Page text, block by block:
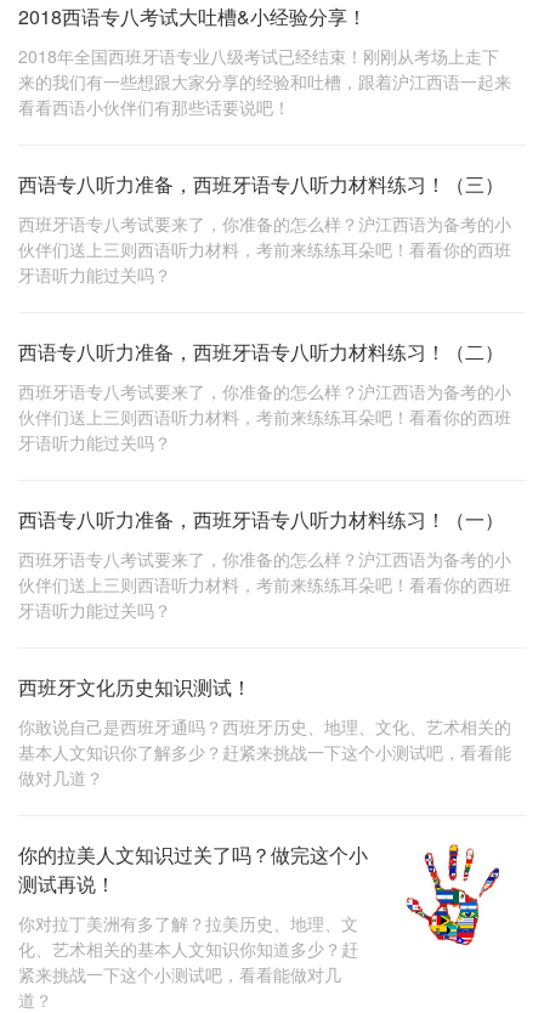
2018西语专八考试大吐槽&小经验分享！
2018年全国西班牙语专业八级考试已经结束！刚刚从考场上走下
来的我们有一些想跟大家分享的经验和吐槽，跟着沪江西语一起来
看看西语小伙伴们有那些话要说吧！
西语专八听力准备，西班牙语专八听力材料练习！（三）
西班牙语专八考试要来了，你准备的怎么样？沪江西语为备考的小
伙伴们送上三则西语听力材料，考前来练练耳朵吧！看看你的西班
牙语听力能过关吗？
西语专八听力准备，西班牙语专八听力材料练习！（二）
西班牙语专八考试要来了，你准备的怎么样？沪江西语为备考的小
伙伴们送上三则西语听力材料，考前来练练耳朵吧！看看你的西班
牙语听力能过关吗？
西语专八听力准备，西班牙语专八听力材料练习！（一）
西班牙语专八考试要来了，你准备的怎么样？沪江西语为备考的小
伙伴们送上三则西语听力材料，考前来练练耳朵吧！看看你的西班
牙语听力能过关吗？
西班牙文化历史知识测试！
你敢说自己是西班牙通吗？西班牙历史、地理、文化、艺术相关的
基本人文知识你了解多少？赶紧来挑战一下这个小测试吧，看看能
做对几道？
你的拉美人文知识过关了吗？做完这个小
测试再说！
你对拉丁美洲有多了解？拉美历史、地理、文
化、艺术相关的基本人文知识你知道多少？赶
紧来挑战一下这个小测试吧，看看能做对几
道？